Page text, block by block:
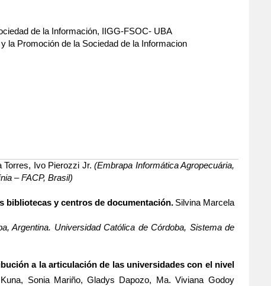
de la Información, IIGG-FSOC- UBA
la Promoción de la Sociedad de la Informacion
Torres, Ivo Pierozzi Jr.(Embrapa Informática Agropecuária,
– FACP, Brasil)
bibliotecas y centros de documentación. Silvina Marcela
Argentina. Universidad Católica de Córdoba, Sistema de
a la articulación de las universidades con el nivel
, Sonia Mariño, Gladys Dapozo, Ma. VivianaGodoy